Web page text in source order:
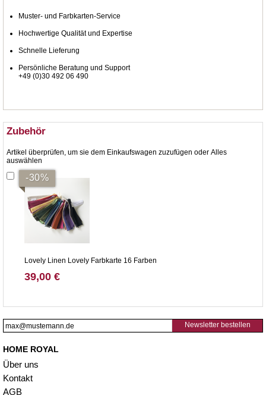
Muster- und Farbkarten-Service
Hochwertige Qualität und Expertise
Schnelle Lieferung
Persönliche Beratung und Support
+49 (0)30 492 06 490
Zubehör
Artikel überprüfen, um sie dem Einkaufswagen zuzufügen oder Alles
auswählen
-30%
Lovely Linen Lovely Farbkarte 16 Farben
39,00 €
Newsletter bestellen
HOME ROYAL
Über uns
Kontakt
AGB